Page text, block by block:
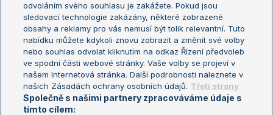
Turnaj mistrů
Turnaj mistryň
Aktualní trendy
Fotbalové přestupy
Livesport Daily
LS Prague Open
odvoláním svého souhlasu je zakážete. Pokud jsou
sledovací technologie zakázány, některé zobrazené
obsahy a reklamy pro vás nemusí být tolik relevantní. Tuto
nabídku můžete kdykoli znovu zobrazit a změnit své volby
nebo souhlas odvolat kliknutím na odkaz Řízení předvoleb
ve spodní části webové stránky. Vaše volby se projeví v
našem Internetová stránka. Další podrobnosti naleznete v
našich Zásadách ochrany osobních údajů. Třetí strany
Společně s našimi partnery zpracováváme údaje s
tímto cílem: